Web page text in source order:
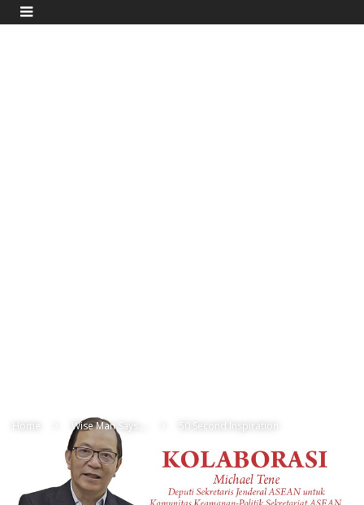
Home Wise Man Says.... 50 Second Inspiration